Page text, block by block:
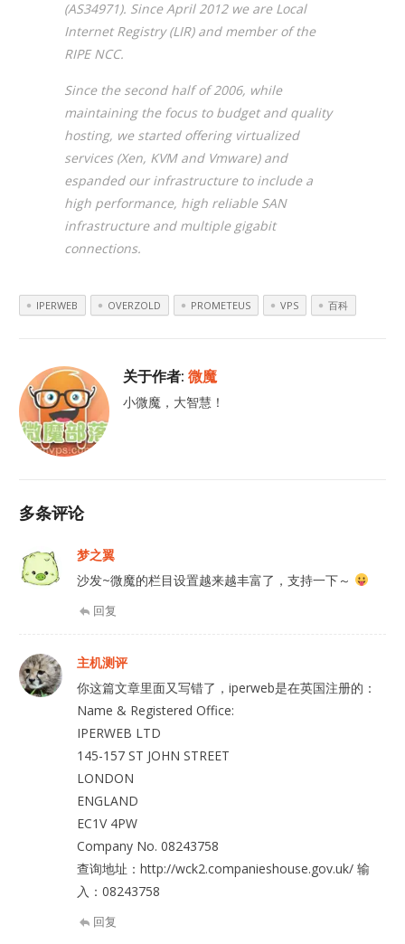
(AS34971). Since April 2012 we are Local
Internet Registry (LIR) and member of the
RIPE NCC.
Since the second half of 2006, while
maintaining the focus to budget and quality
hosting, we started offering virtualized
services (Xen, KVM and Vmware) and
espanded our infrastructure to include a
high performance, high reliable SAN
infrastructure and multiple gigabit
connections.
IPERWEB OVERZOLD PROMETEUS VPS 百科
关于作者:微魔
小微魔，大智慧！
多条评论
梦之翼
沙发~微魔的栏目设置越来越丰富了，支持一下～
回复
主机测评
你这篇文章里面又写错了，iperweb是在英国注册的：
Name & Registered Office:
IPERWEB LTD
145-157 ST JOHN STREET
LONDON
ENGLAND
EC1V 4PW
Company No. 08243758
查询地址：http://wck2.companieshouse.gov.uk/ 输
入：08243758
回复